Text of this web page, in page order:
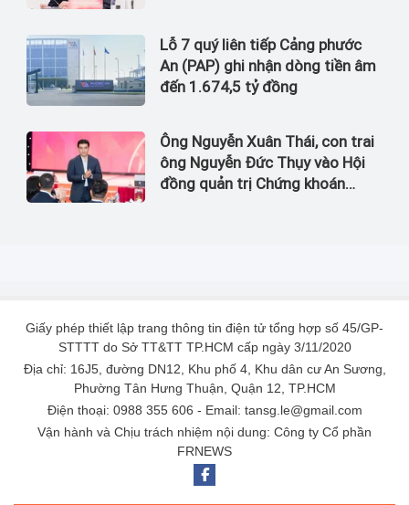
Lỗ 7 quý liên tiếp Cảng phước
An (PAP) ghi nhận dòng tiền âm
đến 1.674,5 tỷ đồng
Ông Nguyễn Xuân Thái, con trai
ông Nguyễn Đức Thụy vào Hội
đồng quản trị Chứng khoán
Giấy phép thiết lập trang thông tin điện tử tổng hợp số 45/GP-
STTTT do Sở TT&TT TP.HCM cấp ngày 3/11/2020
Địa chỉ: 16J5, đường DN12, Khu phố 4, Khu dân cư An Sương,
Phường Tân Hưng Thuận, Quận 12, TP.HCM
Điện thoại: 0988 355 606 - Email: tansg.le@gmail.com
Vận hành và Chịu trách nhiệm nội dung: Công ty Cổ phần
FRNEWS